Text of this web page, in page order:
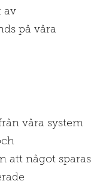
av
på våra
våra system
att något sparas